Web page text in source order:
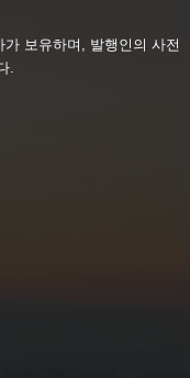
보유하며, 발행인의 사전
.